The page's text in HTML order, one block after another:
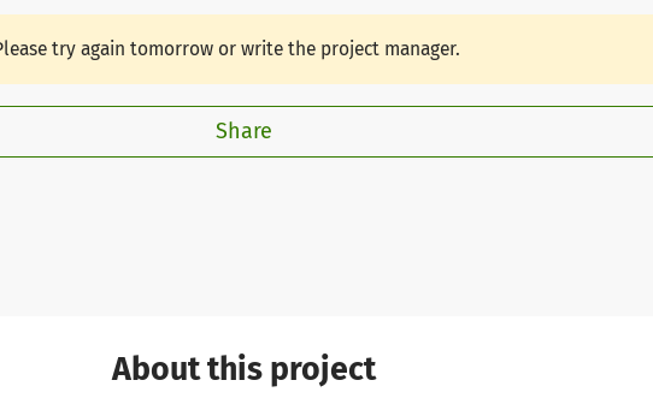
try again tomorrow or write the project manager.
Share
About this project